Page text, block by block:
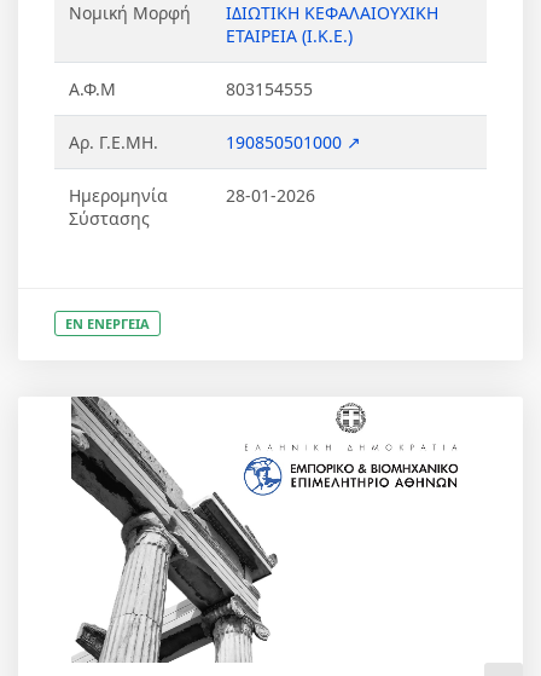
Νομική Μορφή
ΙΔΙΩΤΙΚΗ ΚΕΦΑΛΑΙΟΥΧΙΚΗ
ΕΤΑΙΡΕΙΑ (Ι.Κ.Ε.)
Α.Φ.Μ 803154555
Αρ. Γ.Ε.ΜΗ. 190850501000 ↗
Ημερομηνία
Σύστασης
28-01-2026
ΕΝ ΕΝΕΡΓΕΙΑ